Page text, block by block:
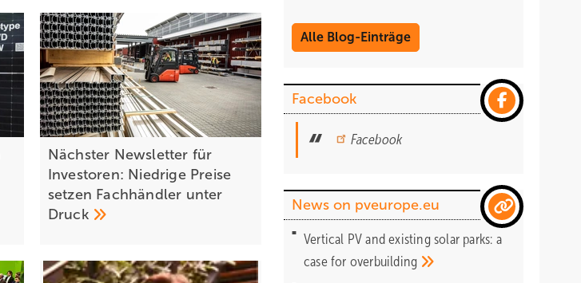
Nächster Newsletter für
Investoren: Niedrige Preise
setzen Fachhändler unter
Druck
Alle Blog-Einträge
Facebook
Facebook
News on pveurope.eu
Vertical PV and existing solar parks: a
case for overbuilding